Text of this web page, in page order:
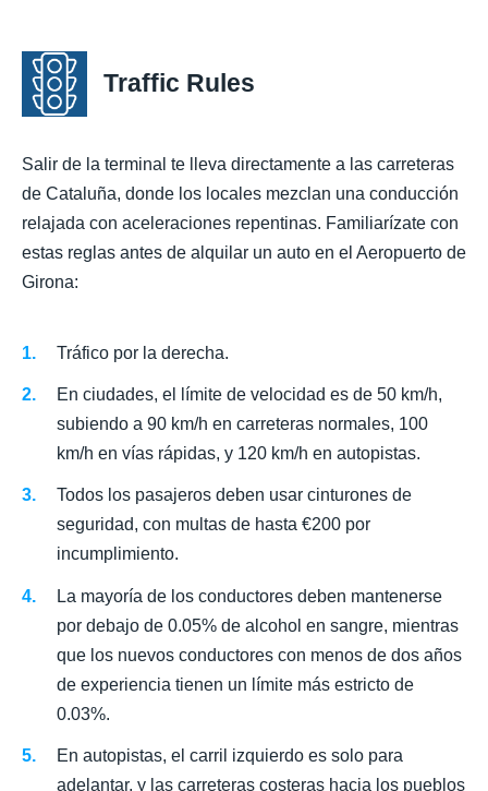
Traffic Rules
Salir de la terminal te lleva directamente a las carreteras
de Cataluña, donde los locales mezclan una conducción
relajada con aceleraciones repentinas. Familiarízate con
estas reglas antes de alquilar un auto en el Aeropuerto de
Girona:
Tráfico por la derecha.
En ciudades, el límite de velocidad es de 50 km/h,
subiendo a 90 km/h en carreteras normales, 100
km/h en vías rápidas, y 120 km/h en autopistas.
Todos los pasajeros deben usar cinturones de
seguridad, con multas de hasta €200 por
incumplimiento.
La mayoría de los conductores deben mantenerse
por debajo de 0.05% de alcohol en sangre, mientras
que los nuevos conductores con menos de dos años
de experiencia tienen un límite más estricto de
0.03%.
En autopistas, el carril izquierdo es solo para
adelantar, y las carreteras costeras hacia los pueblos